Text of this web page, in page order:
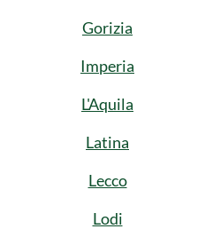
Gorizia
Imperia
L'Aquila
Latina
Lecco
Lodi